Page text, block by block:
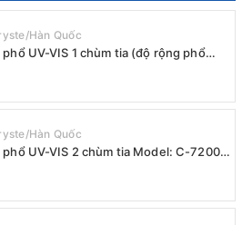
Hàn Quốc
UV-VIS 1 chùm tia (độ rộng phổ
/ Peak
Hàn Quốc
phổ UV-VIS 2 chùm tia Model: C-7200 /